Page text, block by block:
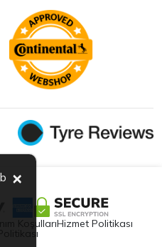
KoşullarıHizmet Politikası
×